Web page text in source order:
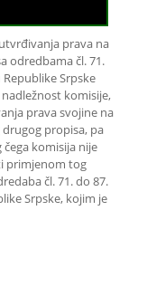
prava na
odredbama čl. 71.
Srpske
komisije,
prava svojine na
propisa, pa
komisija nije
primjenom tog
čl. 71. do 87.
Srpske, kojim je